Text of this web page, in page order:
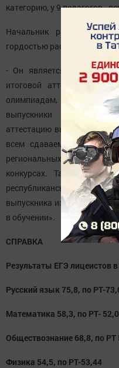
категорию, у 9 педагогов -
Начальник районного
гордостью рассказывает о
- Он является базовой
итоговой аттестации,
олимпиадам, по
выпускники лицея
аттестацию выше районных
всем сдаваемым
региональных
конкурсах. Так, в 2016
республиканской
выпускника из 8 окончили
в обучении».
СПРАВКА
Результаты ЕГЭ лицеистов в
Русский язык 75,8, по РТ-
Математика 58,3, по РТ-
Обществознание 68,8, по РТ
Физика 54,5, по РТ-53,44